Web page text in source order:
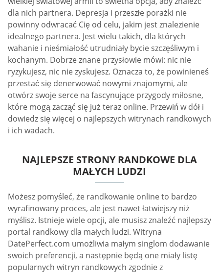
dla nich partnera. Depresja i przeszłe porażki nie
powinny odwracać Cię od celu, jakim jest znalezienie
idealnego partnera. Jest wielu takich, dla których
wahanie i nieśmiałość utrudniały bycie szczęśliwym i
kochanym. Dobrze znane przysłowie mówi: nic nie
ryzykujesz, nic nie zyskujesz. Oznacza to, że powinieneś
przestać się denerwować nowymi znajomymi, ale
otwórz swoje serce na fascynujące przygody miłosne,
które mogą zacząć się już teraz online. Przewiń w dół i
dowiedz się więcej o najlepszych witrynach randkowych
i ich wadach.
NAJLEPSZE STRONY RANDKOWE DLA
MAŁYCH LUDZI
Możesz pomyśleć, że randkowanie online to bardzo
wyrafinowany proces, ale jest nawet łatwiejszy niż
myślisz. Istnieje wiele opcji, ale musisz znaleźć najlepszy
portal randkowy dla małych ludzi. Witryna
DatePerfect.com umożliwia małym singlom dodawanie
swoich preferencji, a następnie będą one miały listę
popularnych witryn randkowych zgodnie z